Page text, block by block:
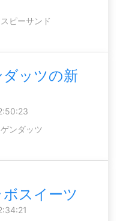
ピーサンド
ッツの新
ンダッツ
スイーツ